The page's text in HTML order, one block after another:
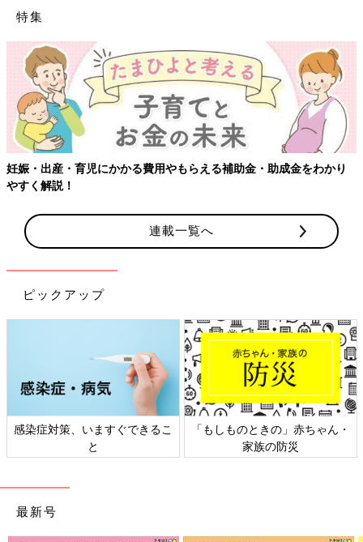
特集
成金をわかり
【ワクチン接種できるものも】妊婦の感染症対策
連載一覧へ
ピックアップ
きの」赤ちゃん・
日本外来小児科学会リーフレッ
六星占術 細
最新号